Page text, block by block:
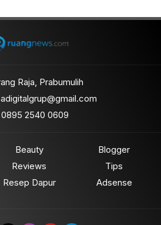
Raja, Prabumulih
0895 2540 0609
Beauty
Reviews
Resep Dapur
Blogger
Tips
Adsense